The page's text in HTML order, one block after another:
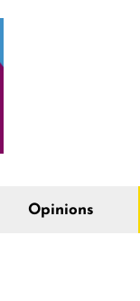
Opinions